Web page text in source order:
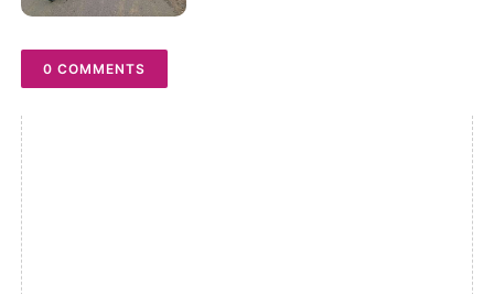
0 COMMENTS